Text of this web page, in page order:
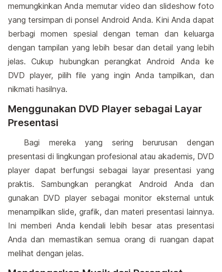
memungkinkan Anda memutar video dan slideshow foto
yang tersimpan di ponsel Android Anda. Kini Anda dapat
berbagi momen spesial dengan teman dan keluarga
dengan tampilan yang lebih besar dan detail yang lebih
jelas. Cukup hubungkan perangkat Android Anda ke
DVD player, pilih file yang ingin Anda tampilkan, dan
nikmati hasilnya.
Menggunakan DVD Player sebagai Layar
Presentasi
Bagi mereka yang sering berurusan dengan
presentasi di lingkungan profesional atau akademis, DVD
player dapat berfungsi sebagai layar presentasi yang
praktis. Sambungkan perangkat Android Anda dan
gunakan DVD player sebagai monitor eksternal untuk
menampilkan slide, grafik, dan materi presentasi lainnya.
Ini memberi Anda kendali lebih besar atas presentasi
Anda dan memastikan semua orang di ruangan dapat
melihat dengan jelas.